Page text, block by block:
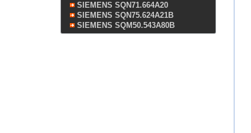
SIEMENS SQN71.664A20
SIEMENS SQN75.624A21B
SIEMENS SQM50.543A80B